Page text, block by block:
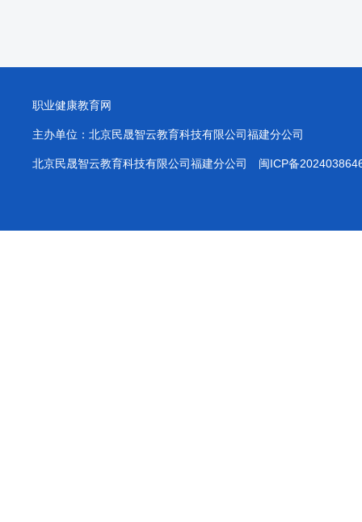
职业健康教育网
主办单位：北京民晟智云教育科技有限公司福建分公司
北京民晟智云教育科技有限公司福建分公司 闽ICP备